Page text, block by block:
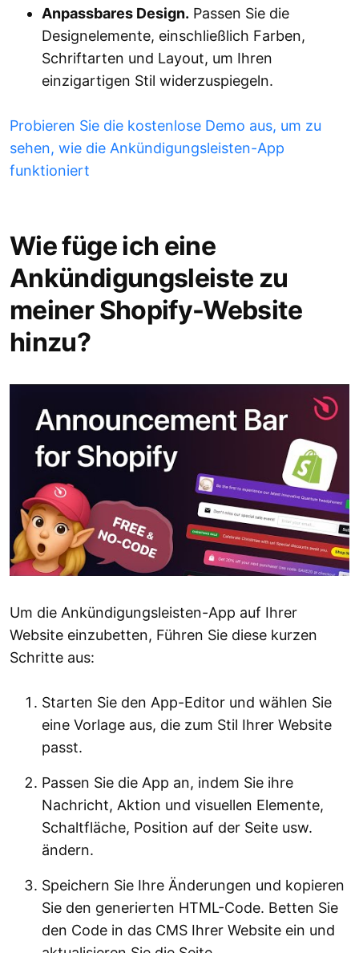
Anpassbares Design. Passen Sie die
Designelemente, einschließlich Farben,
Schriftarten und Layout, um Ihren
einzigartigen Stil widerzuspiegeln.
Probieren Sie die kostenlose Demo aus, um zu
sehen, wie die Ankündigungsleisten-App
funktioniert
Wie füge ich eine
Ankündigungsleiste zu
meiner Shopify-Website
hinzu?
Um die Ankündigungsleisten-App auf Ihrer
Website einzubetten, Führen Sie diese kurzen
Schritte aus:
Starten Sie den App-Editor und wählen Sie
eine Vorlage aus, die zum Stil Ihrer Website
passt.
Passen Sie die App an, indem Sie ihre
Nachricht, Aktion und visuellen Elemente,
Schaltfläche, Position auf der Seite usw.
ändern.
Speichern Sie Ihre Änderungen und kopieren
Sie den generierten HTML-Code. Betten Sie
den Code in das CMS Ihrer Website ein und